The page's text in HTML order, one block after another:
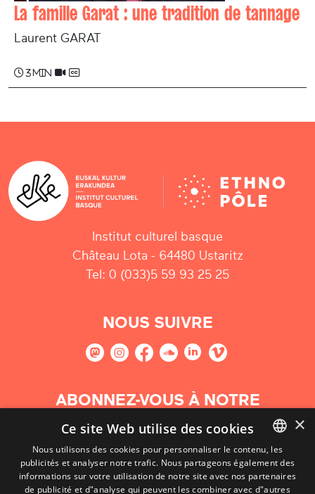
La famille Garat : une tradition de tannage
Laurent GARAT
3 min
Institut culturel basque
Château Lota - 64480 Ustaritz
Tel: 0 (033)5 59 93 25 25
NOUS SUIVRE
ABONNEZ-VOUS À NOTRE
NEWSLETTER
S'abonner
BASQUE
FRENCH
×
Ce site Web utilise des cookies
Nous utilisons des cookies pour personnaliser le contenu, les
publicités et analyser notre trafic. Nous partageons également des
informations sur votre utilisation de notre site avec nos partenaires
de publicité et d"analyse qui peuvent les combiner avec d"autres